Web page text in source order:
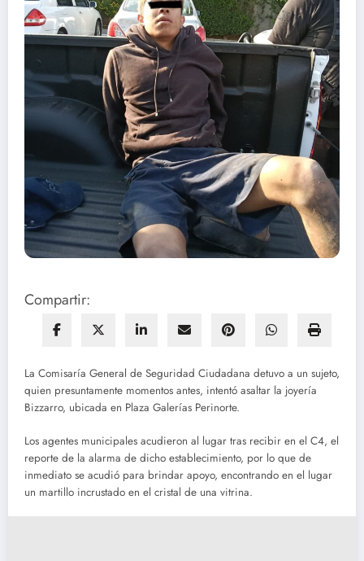
Compartir:
La Comisaría General de Seguridad Ciudadana detuvo a un sujeto,
quien presuntamente momentos antes, intentó asaltar la joyería
Bizzarro, ubicada en Plaza Galerías Perinorte.
Los agentes municipales acudieron al lugar tras recibir en el C4, el
reporte de la alarma de dicho establecimiento, por lo que de
inmediato se acudió para brindar apoyo, encontrando en el lugar
un martillo incrustado en el cristal de una vitrina.